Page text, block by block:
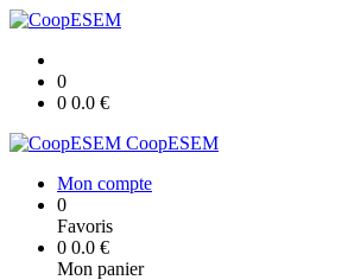
0
0 0.0 €
CoopESEM
Mon compte
0
Favoris
0 0.0 €
Mon panier